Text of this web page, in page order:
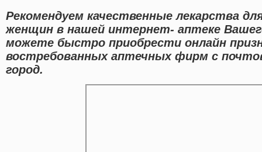
Рекомендуем качественные лекарства
женщин в нашей интернет- аптеке
можете быстро приобрести онлайн
востребованных аптечных фирм с
город.